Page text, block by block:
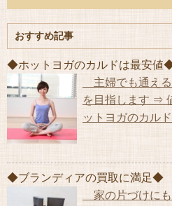
おすすめ記事
◆ホットヨガのカルドは最安値
主婦でも通え
を目指します ⇒
ットヨガのカル
◆ブランディアの買取に満足◆
家の片づけに